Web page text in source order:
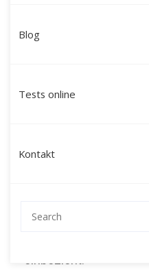
Blog
Tests online
Kontakt
Martín Polo
Sozialpädagoge,
herausfordernde